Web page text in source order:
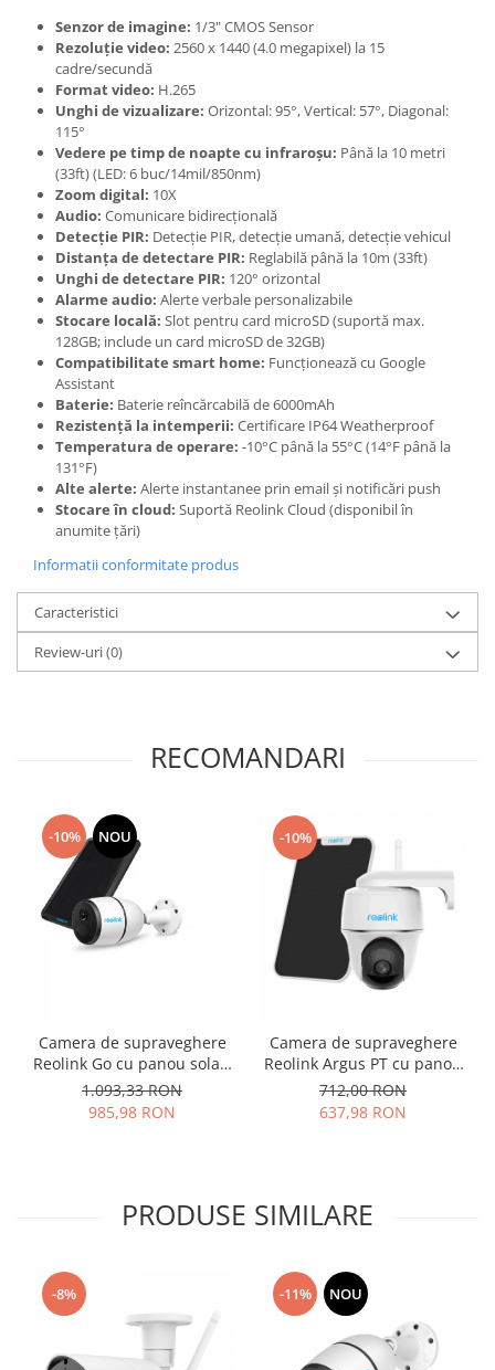
Senzor de imagine: 1/3" CMOS Sensor
Rezoluție video: 2560 x 1440 (4.0 megapixel) la 15
cadre/secundă
Format video: H.265
Unghi de vizualizare: Orizontal: 95°, Vertical: 57°, Diagonal:
115°
Vedere pe timp de noapte cu infraroșu: Până la 10 metri
(33ft) (LED: 6 buc/14mil/850nm)
Zoom digital: 10X
Audio: Comunicare bidirecțională
Detecție PIR: Detecție PIR, detecție umană, detecție vehicul
Distanța de detectare PIR: Reglabilă până la 10m (33ft)
Unghi de detectare PIR: 120° orizontal
Alarme audio: Alerte verbale personalizabile
Stocare locală: Slot pentru card microSD (suportă max.
128GB; include un card microSD de 32GB)
Compatibilitate smart home: Funcționează cu Google
Assistant
Baterie: Baterie reîncărcabilă de 6000mAh
Rezistență la intemperii: Certificare IP64 Weatherproof
Temperatura de operare: -10°C până la 55°C (14°F până la
131°F)
Alte alerte: Alerte instantanee prin email și notificări push
Stocare în cloud: Suportă Reolink Cloud (disponibil în
anumite țări)
Informatii conformitate produs
Caracteristici
Review-uri(0)
RECOMANDARI
-10% NOU
Camera de supraveghere
Reolink Go cu panou solar,
baterie reincarcabila, 4G -
LTE, rezolutie Full HD,
senzor de miscare
1.093,33 RON
985,98 RON
-10%
Camera de supraveghere
Reolink Argus PT cu panou
solar, WIFI, baterie,
rezolutie Full HD, senzor de
miscare, avertizare miscare
712,00 RON
637,98 RON
PRODUSE SIMILARE
-8% -11% NOU